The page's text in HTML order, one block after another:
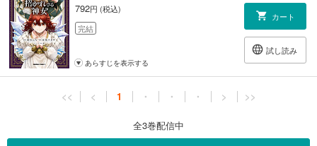
792円 (税込)
完結
カート
試し読み
あらすじを表示する
<< < 1 ・ ・ ・ > >>
全3巻配信中